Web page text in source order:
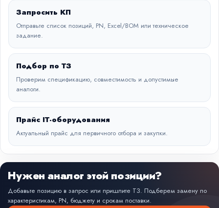
Запросить КП
Отправьте список позиций, PN, Excel/BOM или техническое
задание.
Подбор по ТЗ
Проверим спецификацию, совместимость и допустимые
аналоги.
Прайс IT-оборудования
Актуальный прайс для первичного отбора и закупки.
Нужен аналог этой позиции?
Добавьте позицию в запрос или пришлите ТЗ. Подберем замену по
характеристикам, PN, бюджету и срокам поставки.